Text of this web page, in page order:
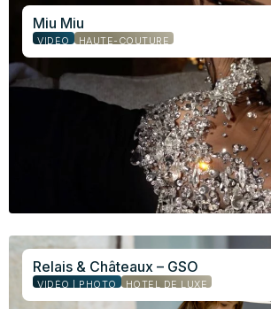
Miu Miu
VIDÉO HAUTE-COUTURE
Relais & Châteaux – GSO
VIDÉO | PHOTO HÔTEL DE LUXE